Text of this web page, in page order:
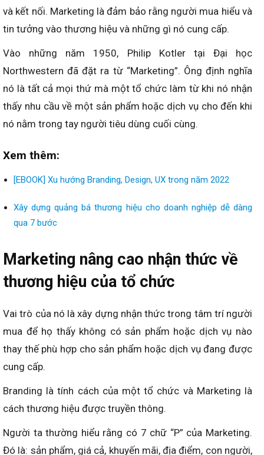
và kết nối. Marketing là đảm bảo rằng người mua hiểu và
tin tưởng vào thương hiệu và những gì nó cung cấp.
Vào những năm 1950, Philip Kotler tại Đại học
Northwestern đã đặt ra từ “Marketing”. Ông định nghĩa
nó là tất cả mọi thứ mà một tổ chức làm từ khi nó nhận
thấy nhu cầu về một sản phẩm hoặc dịch vụ cho đến khi
nó nằm trong tay người tiêu dùng cuối cùng.
Xem thêm:
[EBOOK] Xu hướng Branding, Design, UX trong năm 2022
Xây dựng quảng bá thương hiệu cho doanh nghiệp dễ dàng
qua 7 bước
Marketing nâng cao nhận thức về
thương hiệu của tổ chức
Vai trò của nó là xây dựng nhận thức trong tâm trí người
mua để họ thấy không có sản phẩm hoặc dịch vụ nào
thay thế phù hợp cho sản phẩm hoặc dịch vụ đang được
cung cấp.
Branding là tính cách của một tổ chức và Marketing là
cách thương hiệu được truyền thông.
Người ta thường hiểu rằng có 7 chữ “P” của Marketing.
Đó là: sản phẩm, giá cả, khuyến mãi, địa điểm, con người,